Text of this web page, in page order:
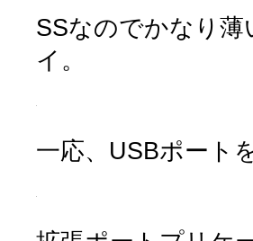
SSなのでかなり
イ。
一応、USBポート